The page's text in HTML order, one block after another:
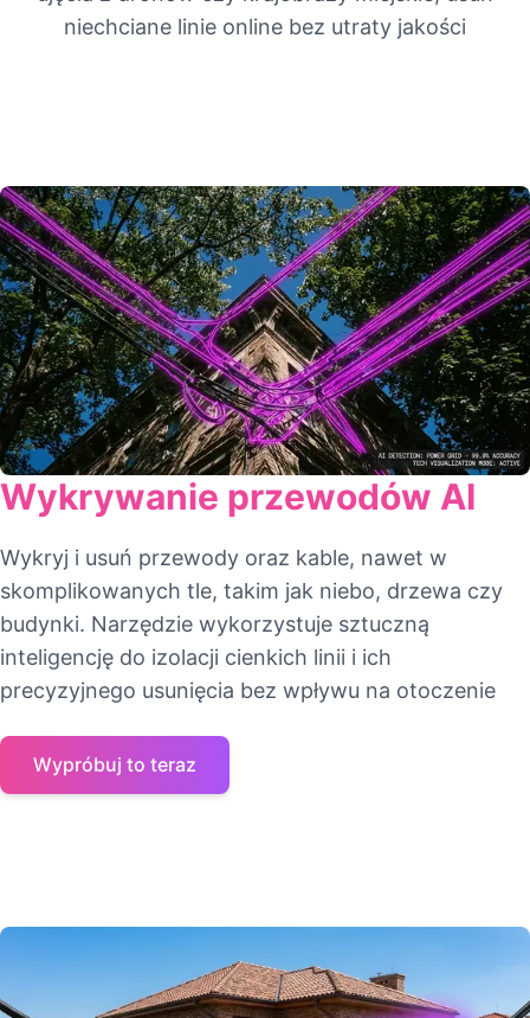
niechciane linie online bez utraty jakości
Wykrywanie przewodów AI
Wykryj i usuń przewody oraz kable, nawet w
skomplikowanych tle, takim jak niebo, drzewa czy
budynki. Narzędzie wykorzystuje sztuczną
inteligencję do izolacji cienkich linii i ich
precyzyjnego usunięcia bez wpływu na otoczenie
Wypróbuj to teraz